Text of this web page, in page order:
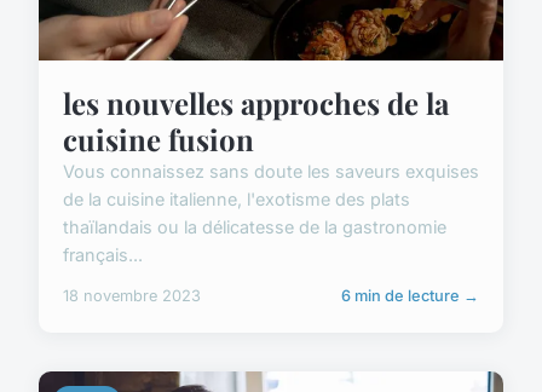
les nouvelles approches de la
cuisine fusion
Vous connaissez sans doute les saveurs exquises
de la cuisine italienne, l'exotisme des plats
thaïlandais ou la délicatesse de la gastronomie
français...
18 novembre 2023 6 min de lecture →